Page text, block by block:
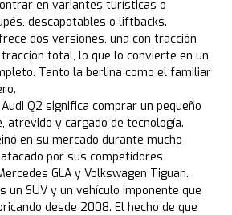
en variantes turísticas o
descapotables o liftbacks.
dos versiones, una con tracción
total, lo que lo convierte en un
Tanto la berlina como el familiar
Q2 significa comprar un pequeño
atrevido y cargado de tecnología.
en su mercado durante mucho
por sus competidores
GLA y Volkswagen Tiguan.
un SUV y un vehículo imponente que
desde 2008. El hecho de que